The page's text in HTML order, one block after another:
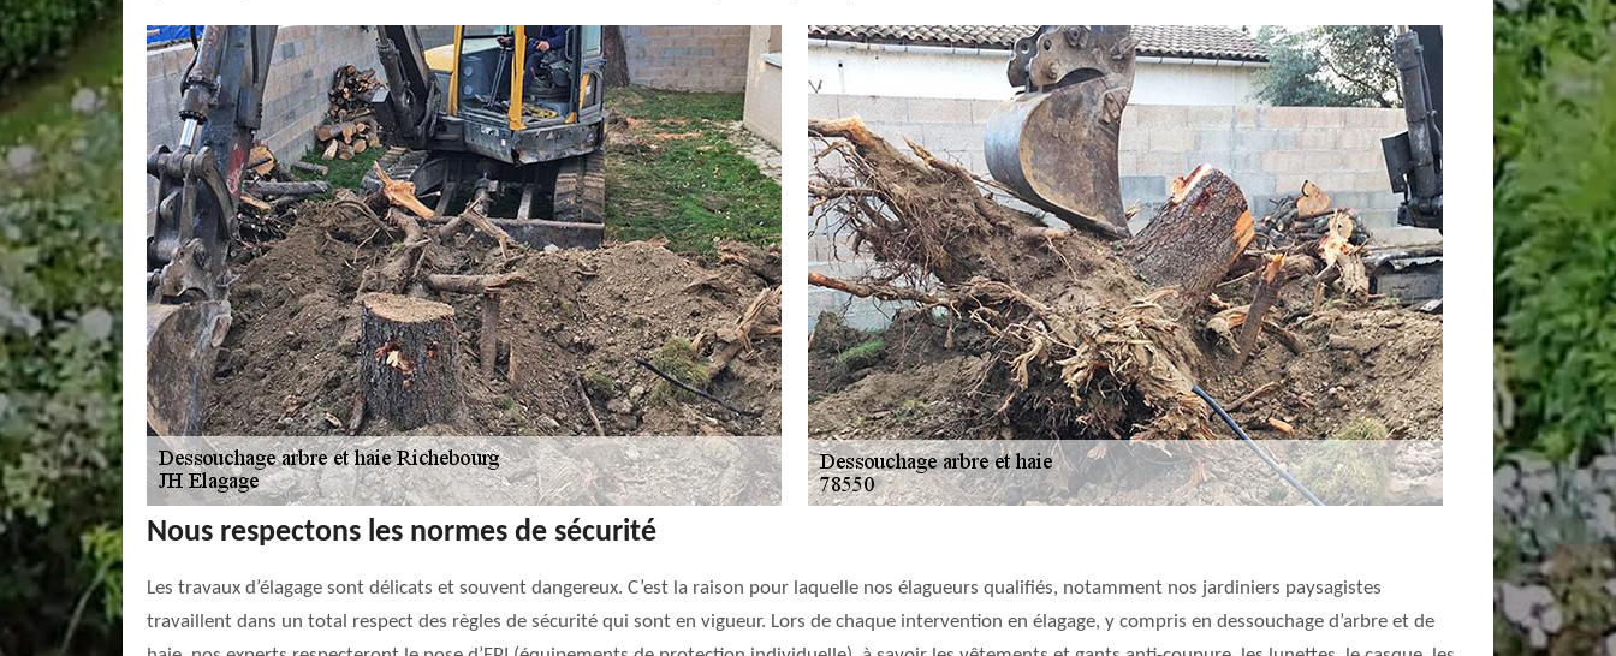
Nous respectons les normes de sécurité
Les travaux d’élagage sont délicats et souvent dangereux. C’est la raison pour laquelle nos élagueurs qualifiés, notamment nos jardiniers paysagistes
travaillent dans un total respect des règles de sécurité qui sont en vigueur. Lors de chaque intervention en élagage, y compris en dessouchage d’arbre et de